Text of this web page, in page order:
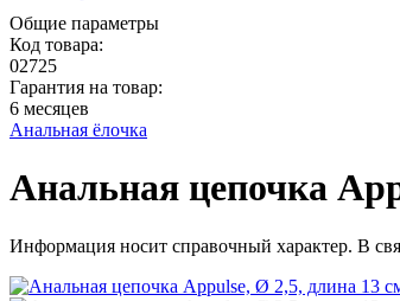
Общие параметры
Код товара:
02725
Гарантия на товар:
6 месяцев
Анальная ёлочка
Анальная цепочка
Информация носит справочный характер. В